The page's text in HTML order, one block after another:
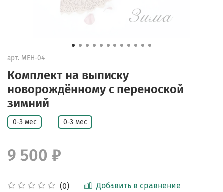
арт. MEH-04
Комплект на выписку
новорождённому с переноской
зимний
(0) Добавить в сравнение
0-3 мес 0-3 мес
9 500 ₽